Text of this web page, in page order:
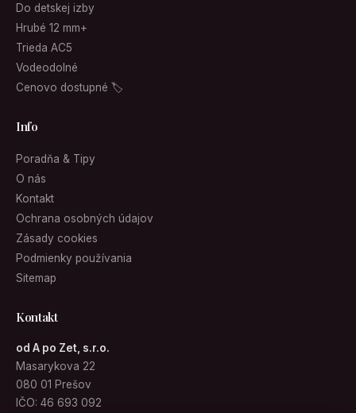
Do detskej izby
Hrubé 12 mm+
Trieda AC5
Vodeodolné
Cenovo dostupné 🏷
Info
Poradňa & Tipy
O nás
Kontakt
Ochrana osobných údajov
Zásady cookies
Podmienky používania
Sitemap
Kontakt
od A po Zet, s.r.o.
Masarykova 22
080 01 Prešov
IČO: 46 693 092